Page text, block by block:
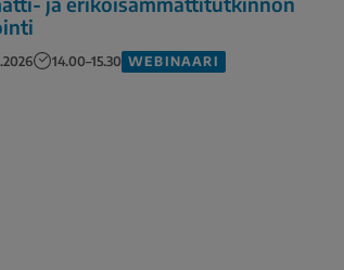
14.00–15.30 WEBINAARI